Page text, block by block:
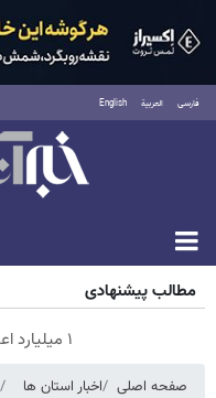
فارسی العربية English
جمعه ۱۶ مرداد ۱۴۰۵
مطالب پیشنهادی
۱ میلیارد اعتبار خرید طلا | بدون ضامن و چک
صفحه اصلی اخبار استان ها